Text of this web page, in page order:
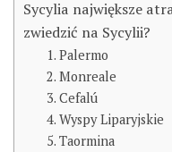
Sycylia największe
zwiedzić na Sycylii?
1. Palermo
2. Monreale
3. Cefalú
4. Wyspy Liparyjskie
5. Taormina